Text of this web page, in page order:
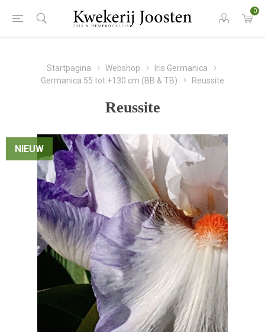
0
Startpagina Webshop
Iris Germanica
Germanica 55 tot +130 cm (BB & TB)
Reussite
Reussite
NIEUW